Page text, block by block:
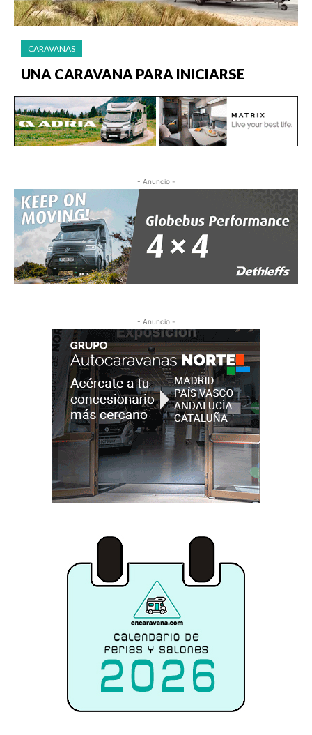
CARAVANAS
UNA CARAVANA PARA INICIARSE
- Anuncio -
- Anuncio -